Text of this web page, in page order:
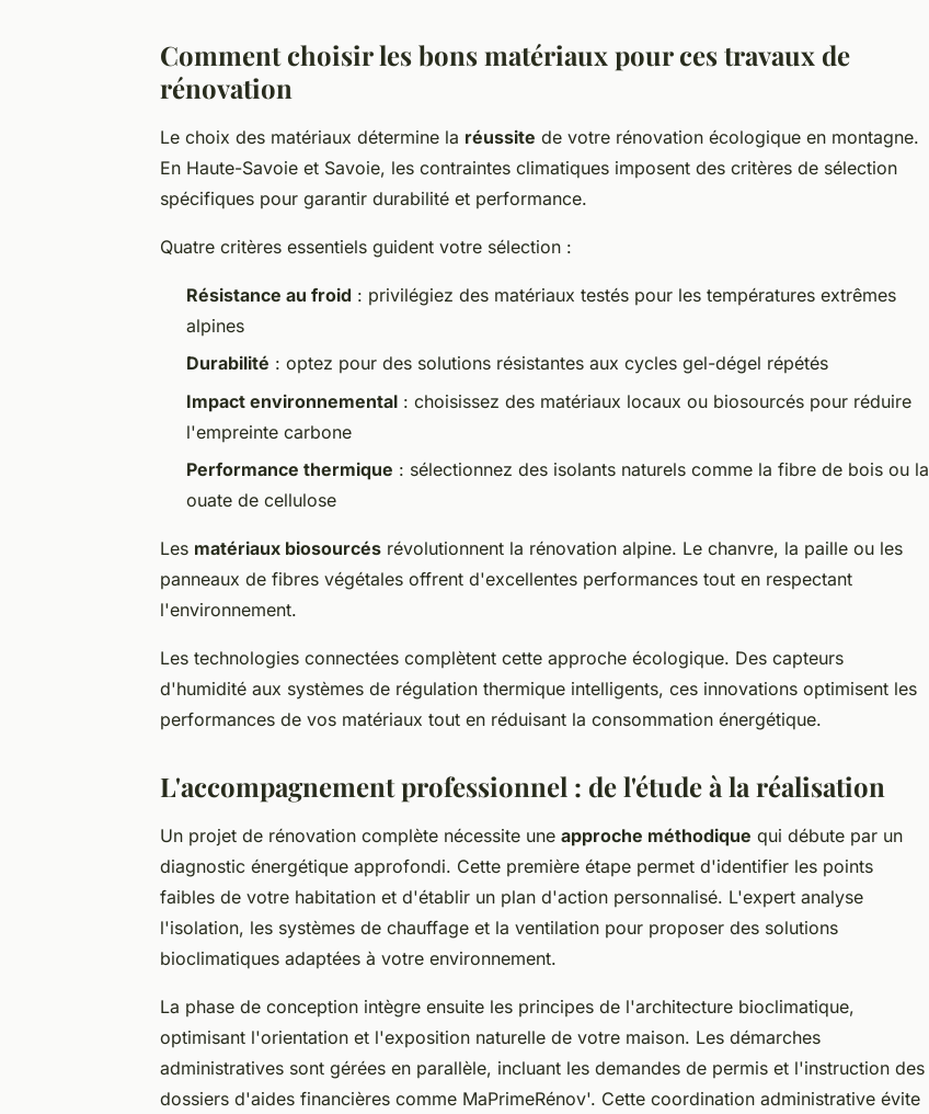
Comment choisir les bons matériaux pour ces travaux de
rénovation
Le choix des matériaux détermine la réussite de votre rénovation écologique en montagne.
En Haute-Savoie et Savoie, les contraintes climatiques imposent des critères de sélection
spécifiques pour garantir durabilité et performance.
Quatre critères essentiels guident votre sélection :
Résistance au froid : privilégiez des matériaux testés pour les températures extrêmes
alpines
Durabilité : optez pour des solutions résistantes aux cycles gel-dégel répétés
Impact environnemental : choisissez des matériaux locaux ou biosourcés pour réduire
l'empreinte carbone
Performance thermique : sélectionnez des isolants naturels comme la fibre de bois ou la
ouate de cellulose
Les matériaux biosourcés révolutionnent la rénovation alpine. Le chanvre, la paille ou les
panneaux de fibres végétales offrent d'excellentes performances tout en respectant
l'environnement.
Les technologies connectées complètent cette approche écologique. Des capteurs
d'humidité aux systèmes de régulation thermique intelligents, ces innovations optimisent les
performances de vos matériaux tout en réduisant la consommation énergétique.
L'accompagnement professionnel : de l'étude à la réalisation
Un projet de rénovation complète nécessite une approche méthodique qui débute par un
diagnostic énergétique approfondi. Cette première étape permet d'identifier les points
faibles de votre habitation et d'établir un plan d'action personnalisé. L'expert analyse
l'isolation, les systèmes de chauffage et la ventilation pour proposer des solutions
bioclimatiques adaptées à votre environnement.
La phase de conception intègre ensuite les principes de l'architecture bioclimatique,
optimisant l'orientation et l'exposition naturelle de votre maison. Les démarches
administratives sont gérées en parallèle, incluant les demandes de permis et l'instruction des
dossiers d'aides financières comme MaPrimeRénov'. Cette coordination administrative évite